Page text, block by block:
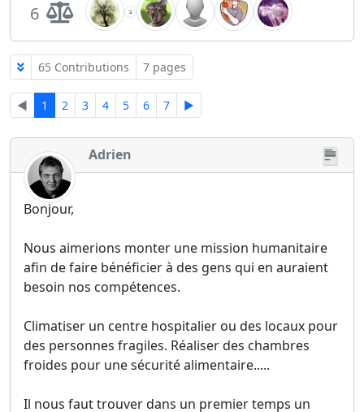
6
65 Contributions 7 pages
◄ 1 2 3 4 5 6 7 ►
Adrien
Bonjour,
Nous aimerions monter une mission humanitaire
afin de faire bénéficier à des gens qui en auraient
besoin nos compétences.
Climatiser un centre hospitalier ou des locaux pour
des personnes fragiles. Réaliser des chambres
froides pour une sécurité alimentaire.....
Il nous faut trouver dans un premier temps un